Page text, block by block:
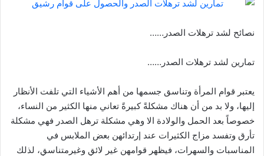
نصائح لشد ترهلات الصدر……
تمارين لشد ترهلات الصدر……
يعتبر قوام المرأة وتناسق جسمها من أهم الأشياء التي تلفت الأنظار
إليها، ولا بد من أن هناك مشكلةً كبيرةً تعاني منها الكثير من النساء،
خصوصاً بعد الحمل والولادة الا وهي مشكلة ترهل الصدر فهي مشكلة
تأرق وتفسد مزاج الكثيرات عند إرتدائهن بعض الملابس في
المناسبات والسهرات، فيظهر قوامهن غير لائقٍ وغيرمتناسقٍ، لذلك